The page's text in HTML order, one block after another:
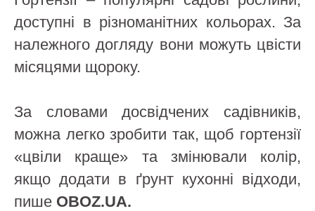
доступні в різноманітних кольорах. За
належного догляду вони можуть цвісти
місяцями щороку.
За словами досвідчених садівників,
можна легко зробити так, щоб гортензії
«цвіли краще» та змінювали колір,
якщо додати в ґрунт кухонні відходи,
пише OBOZ.UA.